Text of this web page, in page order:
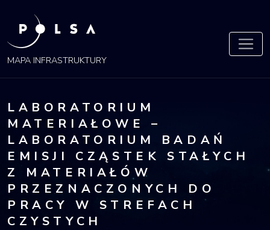
POLSA
MAPA
MAPA INFRASTRUKTURY
LABORATORIUM
MATERIAŁOWE –
LABORATORIUM BADAŃ
EMISJI CZĄSTEK STAŁYCH
Z MATERIAŁÓW
PRZEZNACZONYCH DO
PRACY W STREFACH
CZYSTYCH